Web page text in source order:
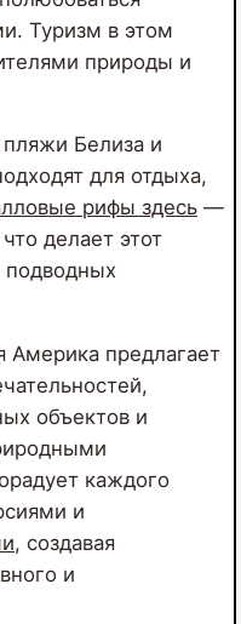
Туризм в этом
природы и
Белиза и
для отдыха,
рифы здесь—
делает этот
Америка предлагает
объектов и
каждого
и
, создавая
и